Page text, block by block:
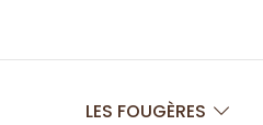
LES FOUGÈRES